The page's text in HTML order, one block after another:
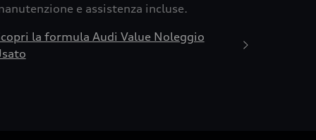
e assistenza incluse.
la formula Audi Value Noleggio